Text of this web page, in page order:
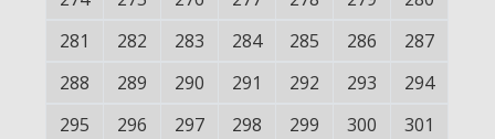
281
282 283 284 285 286
287
288
289 290 291 292 293
294
295
296 297 298 299 300
301